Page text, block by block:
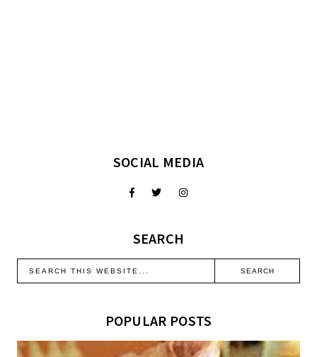
SOCIAL MEDIA
SEARCH
POPULAR POSTS